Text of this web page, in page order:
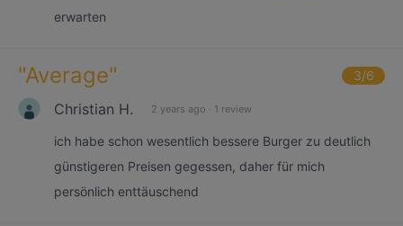
erwarten
"Average" 3/6
Christian H. 2 years ago · 1 review
ich habe schon wesentlich bessere Burger zu deutlich
günstigeren Preisen gegessen, daher für mich
persönlich enttäuschend